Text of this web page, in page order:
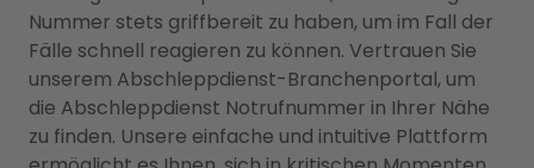
Nummer stets griffbereit zu haben, um im Fall der
Fälle schnell reagieren zu können. Vertrauen Sie
unserem Abschleppdienst-Branchenportal, um
die Abschleppdienst Notrufnummer in Ihrer Nähe
zu finden. Unsere einfache und intuitive Plattform